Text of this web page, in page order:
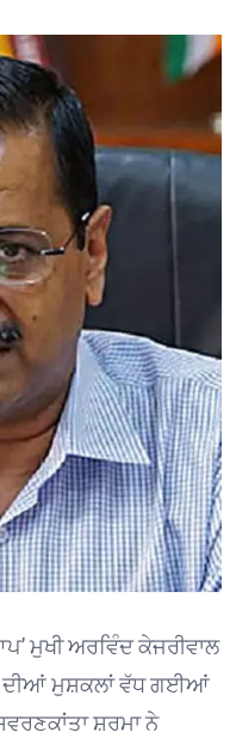
ਮੁਖੀ ਅਰਵਿੰਦ ਕੇਜਰੀਵਾਲ
ਦੀਆਂ ਮੁਸ਼ਕਲਾਂ ਵੱਧ ਗਈਆਂ
ਸ਼ਰਮਾ ਨੇ